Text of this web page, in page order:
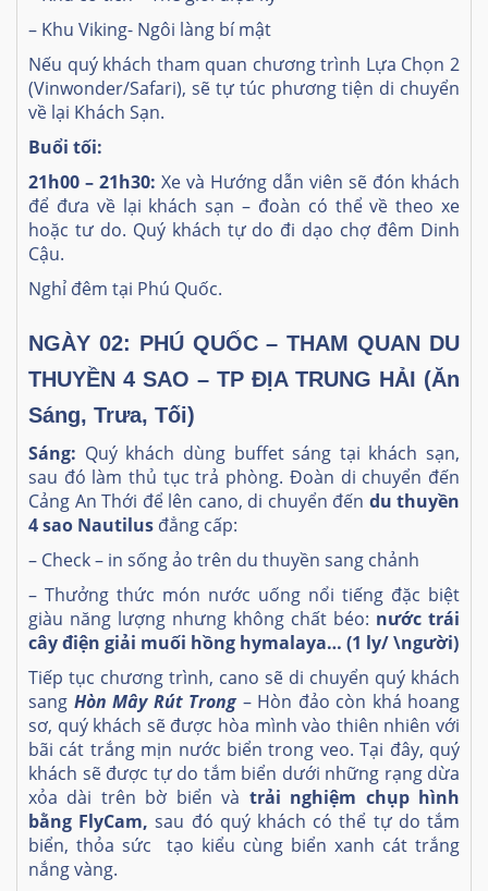
– Khu Viking- Ngôi làng bí mật
Nếu quý khách tham quan chương trình Lựa Chọn 2
(Vinwonder/Safari), sẽ tự túc phương tiện di chuyển
về lại Khách Sạn.
Buổi tối:
21h00 – 21h30: Xe và Hướng dẫn viên sẽ đón khách
để đưa về lại khách sạn – đoàn có thể về theo xe
hoặc tư do. Quý khách tự do đi dạo chợ đêm Dinh
Cậu.
Nghỉ đêm tại Phú Quốc.
NGÀY 02: PHÚ QUỐC – THAM QUAN DU
THUYỀN 4 SAO – TP ĐỊA TRUNG HẢI (Ăn
Sáng, Trưa, Tối)
Sáng: Quý khách dùng buffet sáng tại khách sạn,
sau đó làm thủ tục trả phòng. Đoàn di chuyển đến
Cảng An Thới để lên cano, di chuyển đến du thuyền
4 sao Nautilus đẳng cấp:
– Check – in sống ảo trên du thuyền sang chảnh
– Thưởng thức món nước uống nổi tiếng đặc biệt
giàu năng lượng nhưng không chất béo: nước trái
cây điện giải muối hồng hymalaya… (1 ly/ \người)
Tiếp tục chương trình, cano sẽ di chuyển quý khách
sang Hòn Mây Rút Trong – Hòn đảo còn khá hoang
sơ, quý khách sẽ được hòa mình vào thiên nhiên với
bãi cát trắng mịn nước biển trong veo. Tại đây, quý
khách sẽ được tự do tắm biển dưới những rạng dừa
xỏa dài trên bờ biển và trải nghiệm chụp hình
bằng FlyCam, sau đó quý khách có thể tự do tắm
biển, thỏa sức tạo kiểu cùng biển xanh cát trắng
nắng vàng.